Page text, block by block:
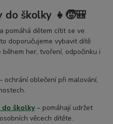
do školky 👧🧒🎒
pomáhá dětem cítit se ve
doporučujeme vybavit dítě
her, tvoření, odpočinku i
ochrání oblečení při malování,
do školky– pomáhají udržet
věcech dítěte.